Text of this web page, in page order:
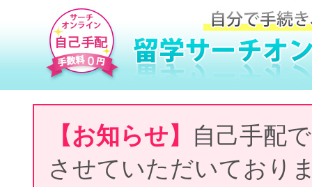
【お知らせ】
自己手配
させていただいており